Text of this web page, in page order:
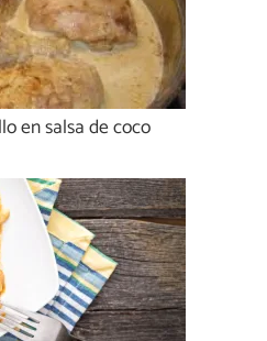
en salsa de coco